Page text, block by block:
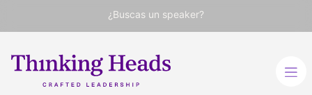
¿Buscas un speaker?